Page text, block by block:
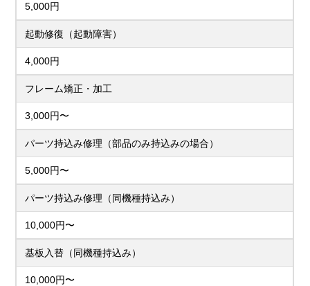
5,000円
起動修復（起動障害）
4,000円
フレーム矯正・加工
3,000円〜
パーツ持込み修理（部品のみ持込みの場合）
5,000円〜
パーツ持込み修理（同機種持込み）
10,000円〜
基板入替（同機種持込み）
10,000円〜